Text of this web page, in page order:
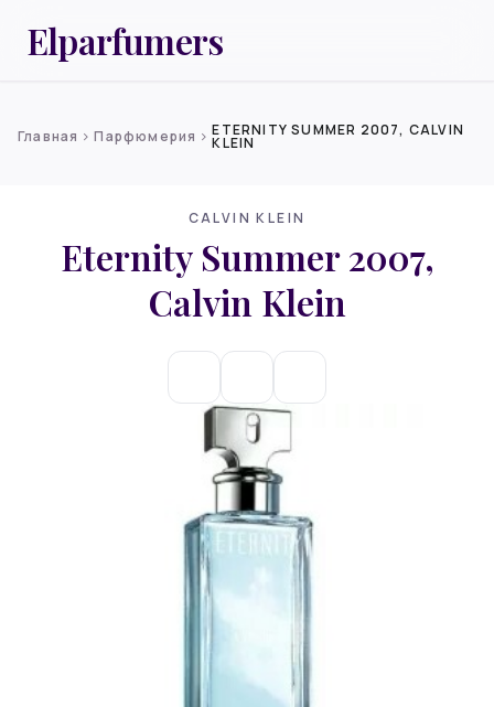
Elparfumers
Главная chevron_rightПарфюмерия chevron_rightETERNITY SUMMER 2007, CALVIN
KLEIN
CALVIN KLEIN
Eternity Summer 2007,
Calvin Klein